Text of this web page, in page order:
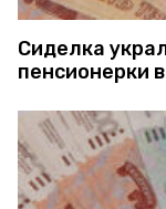
Сиделка
пенсионерки